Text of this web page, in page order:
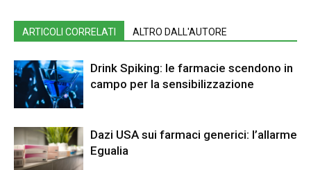
ARTICOLI CORRELATI ALTRO DALL'AUTORE
Drink Spiking: le farmacie scendono in
campo per la sensibilizzazione
Dazi USA sui farmaci generici: l’allarme
Egualia